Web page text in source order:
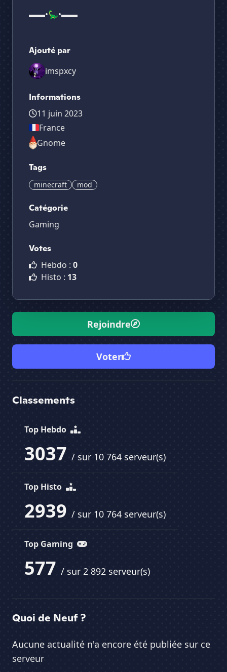
▬▬•🦕•▬▬
Ajouté par
imspxcy
Informations
11 juin 2023
France
Gnome
Tags
minecraft mod
Catégorie
Gaming
Votes
Hebdo : 0
Histo : 13
Rejoindre
Voter
Classements
Top Hebdo
3037 / sur 10 764 serveur(s)
Top Histo
2939 / sur 10 764 serveur(s)
Top Gaming
577 / sur 2 892 serveur(s)
Quoi de Neuf ?
Aucune actualité n'a encore été publiée sur ce
serveur